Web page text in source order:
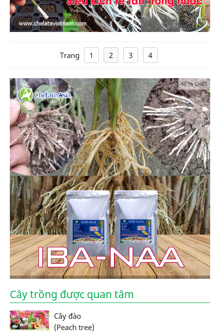
Trang 1 2 3 4
Ad by CNCT
Cây trồng được quan tâm
Cây đào
(Peach tree)